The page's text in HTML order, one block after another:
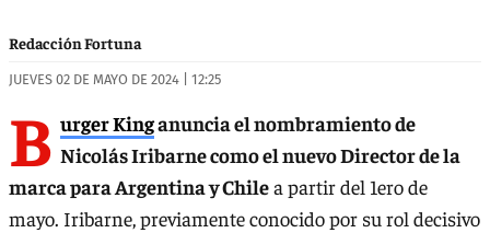
Redacción Fortuna
JUEVES 02 DE MAYO DE 2024 | 12:25
B urger Kinganuncia el nombramiento de
Nicolás Iribarne como el nuevo Director de la
marca para Argentina y Chilea partir del 1ero de
mayo. Iribarne, previamente conocido por su rol decisivo